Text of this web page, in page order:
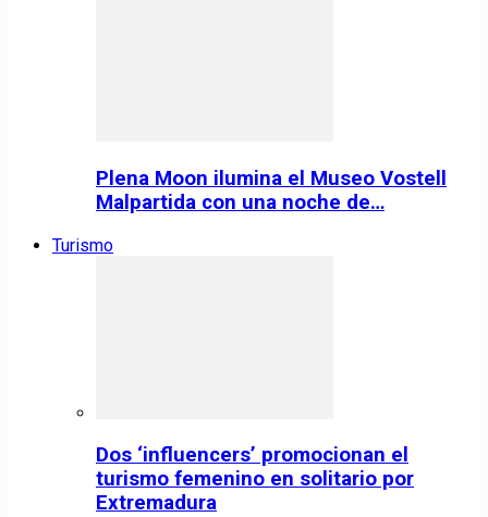
Plena Moon ilumina el Museo Vostell
Malpartida con una noche de…
Turismo
Dos ‘influencers’ promocionan el
turismo femenino en solitario por
Extremadura